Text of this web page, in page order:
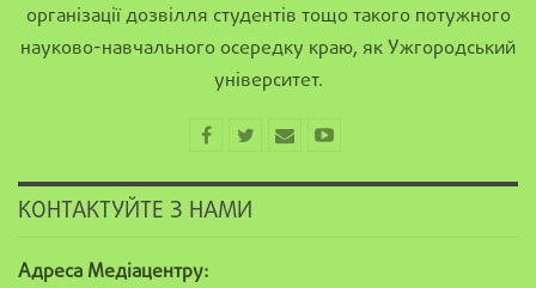
організації дозвілля студентів тощо такого потужного
науково-навчального осередку краю, як Ужгородський
університет.
КОНТАКТУЙТЕ З НАМИ
Адреса Медіацентру: